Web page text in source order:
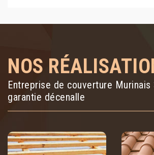
NOS
Entreprise de couverture
garantie décenalle